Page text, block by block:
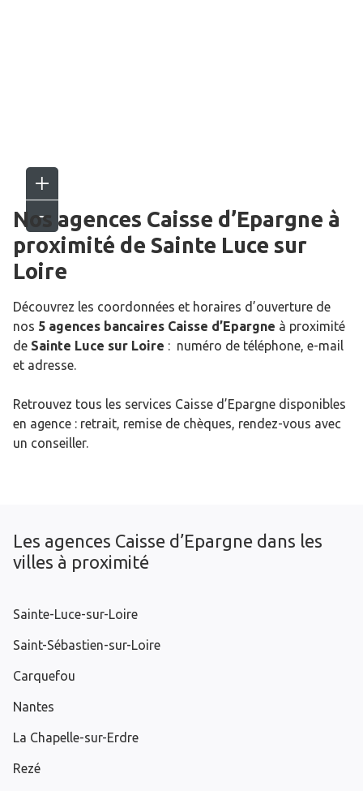
Nos agences Caisse d’Epargne à
proximité de Sainte Luce sur
Loire
Découvrez les coordonnées et horaires d’ouverture de
nos 5 agences bancaires Caisse d’Epargne à proximité
de Sainte Luce sur Loire : numéro de téléphone, e-mail
et adresse.
Retrouvez tous les services Caisse d’Epargne disponibles
en agence : retrait, remise de chèques, rendez-vous avec
un conseiller.
Les agences Caisse d’Epargne dans les
villes à proximité
Sainte-Luce-sur-Loire
Saint-Sébastien-sur-Loire
Carquefou
Nantes
La Chapelle-sur-Erdre
Rezé